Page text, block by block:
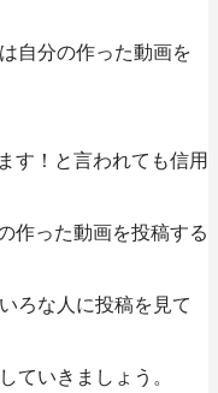
自分の作った動画を
す！と言われても信用
作った動画を投稿する
ろな人に投稿を見て
ていきましょう。